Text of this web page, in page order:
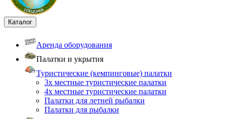
Каталог
Аренда оборудования
Палатки и укрытия
Туристические (кемпинговые) палатки
3х местные туристические палатки
4х местные туристические палатки
Палатки для летней рыбалки
Палатки для рыбалки